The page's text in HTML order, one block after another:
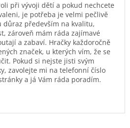
při vývoji dětí a pokud nechcete
je potřeba je velmi pečlivě
důraz především na kvalitu,
zároveň mám ráda zajímavé
a zabaví. Hračky každoročně
značek, u kterých vím, že se
Pokud si nejste jisti svým
zavolejte mi na telefonní číslo
a já Vám ráda poradím.